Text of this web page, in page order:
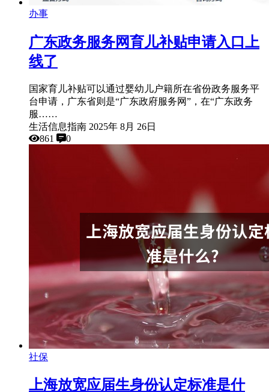
办事
广东政务服务网育儿补贴申请入口上
线了
国家育儿补贴可以通过婴幼儿户籍所在省份政务服务平
台申请，广东省则是“广东政府服务网”，在“广东政务
服……
生活信息指南 2025年 8月 26日
861
0
社保
上海放宽应届生身份认定标准是什